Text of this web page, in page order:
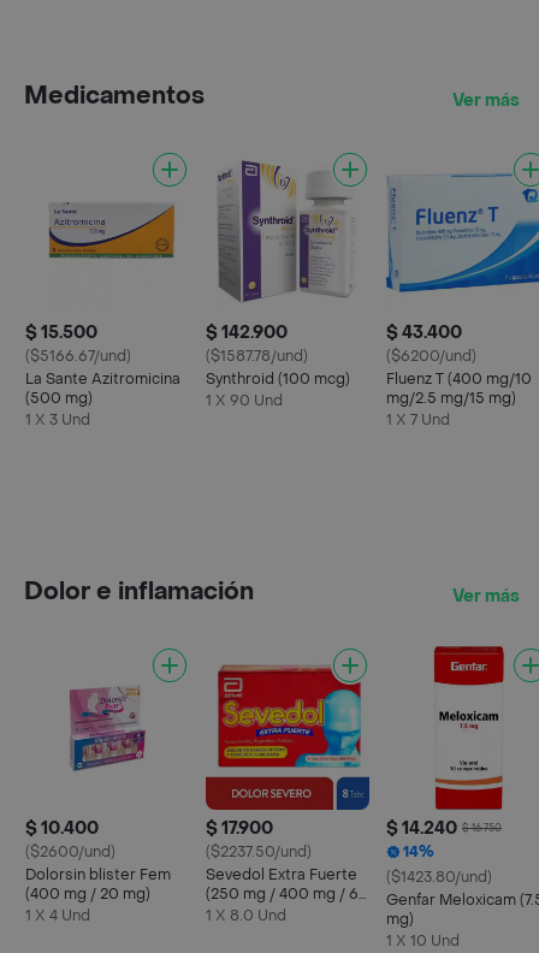
Medicamentos Ver más
$ 15.500
($5166.67/und)
La Sante Azitromicina
(500 mg)
1 X 3 Und
$ 142.900
($1587.78/und)
Synthroid (100 mcg)
1 X 90 Und
$ 43.400
($6200/und)
Fluenz T (400 mg/10
mg/2.5 mg/15 mg)
1 X 7 Und
Dolor e inflamación Ver más
$ 10.400
($2600/und)
Dolorsin blister Fem
(400 mg / 20 mg)
1 X 4 Und
$ 17.900
($2237.50/und)
Sevedol Extra Fuerte
(250 mg / 400 mg / 65
mg)
1 X 8.0 Und
$ 14.240 $ 16.750
14%
($1423.80/und)
Genfar Meloxicam
mg)
1 X 10 Und